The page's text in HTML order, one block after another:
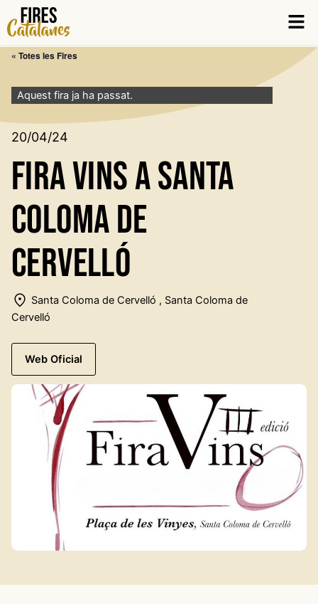
« Totes les Fires
Aquest fira ja ha passat.
20/04/24
Fira Vins a Santa
Coloma de
Cervelló
Santa Coloma de Cervelló , Santa Coloma de
Cervelló
Web Oficial